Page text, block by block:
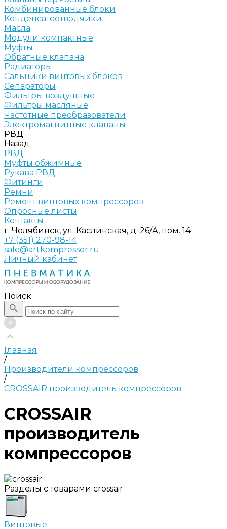
Комбинированные блоки
Конденсатоотводчики
Масла
Модули компактные
Муфты
Обратные клапана
Радиаторы
Сальники винтовых блоков
Сепараторы
Фильтры воздушные
Фильтры масляные
Частотные преобразователи
Электромагнитные клапаны
РВД
Назад
РВД
Муфты обжимные
Рукава РВД
Фитинги
Ремни
Ремонт винтовых компрессоров
Опросные листы
Контакты
г. Челябинск, ул. Каслинская, д. 26/А, пом. 14
+7 (351) 270-98-14
sale@artkompressor.ru
Личный кабинет
Поиск
Главная
/
Производители компрессоров
/
CROSSAIR производитель компрессоров
CROSSAIR
производитель
компрессоров
Разделы с товарами crossair
Винтовые